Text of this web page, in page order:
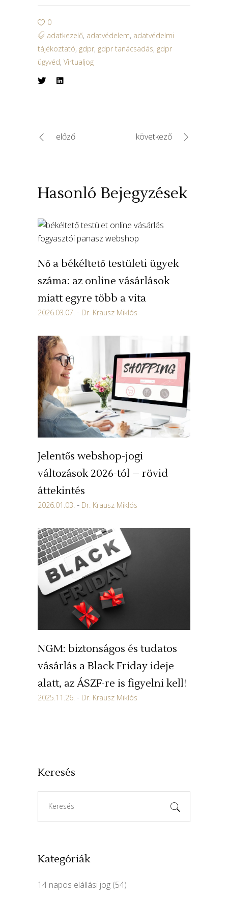
0
adatkezelő, adatvédelem, adatvédelmi
tájékoztató, gdpr, gdpr tanácsadás, gdpr
ügyvéd, Virtualjog
előző következő
Hasonló Bejegyzések
Nő a békéltető testületi ügyek
száma: az online vásárlások
miatt egyre több a vita
2026.03.07. Dr. Krausz Miklós
Jelentős webshop-jogi
változások 2026-tól – rövid
áttekintés
2026.01.03. Dr. Krausz Miklós
NGM: biztonságos és tudatos
vásárlás a Black Friday ideje
alatt, az ÁSZF-re is figyelni kell!
2025.11.26. Dr. Krausz Miklós
Keresés
for:
Kategóriák
14 napos elállási jog (54)